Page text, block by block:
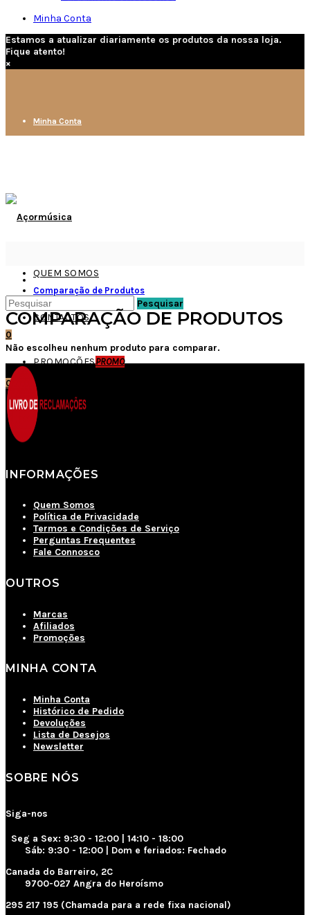
Minha Conta
Estamos a atualizar diariamente os produtos da nossa loja.
Fique atento!
×
Minha Conta
QUEM SOMOS
CONTACTOS
PROMOÇÕESPROMO
Pesquisar
0
0 €0,00
O seu carrinho está vazio
Comparação de Produtos
COMPARAÇÃO DE PRODUTOS
Não escolheu nenhum produto para comparar.
INFORMAÇÕES
Quem Somos
Política de Privacidade
Termos e Condições de Serviço
Perguntas Frequentes
Fale Connosco
OUTROS
Marcas
Afiliados
Promoções
MINHA CONTA
Minha Conta
Histórico de Pedido
Devoluções
Lista de Desejos
Newsletter
SOBRE NÓS
Siga-nos
Seg a Sex: 9:30 - 12:00 | 14:10 - 18:00
Sáb: 9:30 - 12:00 | Dom e feriados: Fechado
Canada do Barreiro, 2C
9700-027 Angra do Heroísmo
295 217 195 (Chamada para a rede fixa nacional)